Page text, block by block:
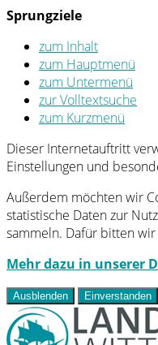
Sprungziele
zum Inhalt
zum Hauptmenü
zum Untermenü
zur Volltextsuche
zum Kurzmenü
Dieser Internetauftritt
Einstellungen und
Außerdem möchten wir
statistische Daten zur
sammeln. Dafür bitten
Mehr dazu in unserer
Ausblenden Einverstanden